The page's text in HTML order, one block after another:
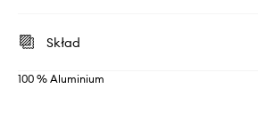
Skład
100 % Aluminium